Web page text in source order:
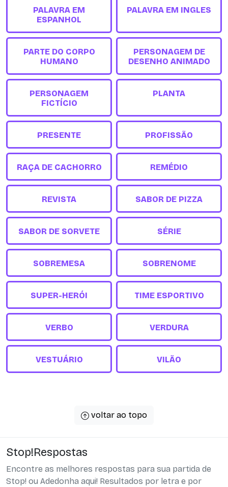
PALAVRA EM
ESPANHOL
PALAVRA EM INGLES
PARTE DO CORPO
HUMANO
PERSONAGEM DE
DESENHO ANIMADO
PERSONAGEM
FICTÍCIO
PLANTA
PRESENTE PROFISSÃO
RAÇA DE CACHORRO REMÉDIO
REVISTA SABOR DE PIZZA
SABOR DE SORVETE SÉRIE
SOBREMESA SOBRENOME
SUPER-HERÓI TIME ESPORTIVO
VERBO VERDURA
VESTUÁRIO VILÃO
voltar ao topo
Stop!Respostas
Encontre as melhores respostas para sua partida de
Stop! ou Adedonha aqui! Resultados por letra e por